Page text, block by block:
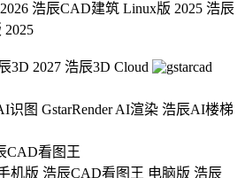
浩辰CAD建筑 Linux版 2025 浩辰
3D 2027 浩辰3D Cloud
识图 GstarRender AI渲染 浩辰AI楼梯
CAD看图王
机版 浩辰CAD看图王 电脑版 浩辰